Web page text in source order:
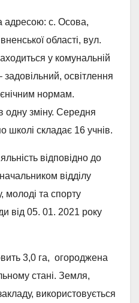
адресою: с. Осова,
області, вул.
у комунальній
задовільний, освітлення
нормам.
одну зміну. Середня
школі складає 16 учнів.
відповідно до
відділу
молоді та спорту
від 05. 01. 2021 року
3,0 га, огороджена
стані. Земля,
використовується